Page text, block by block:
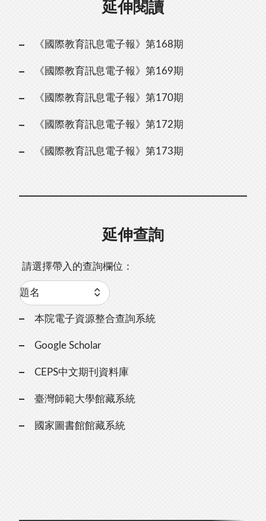
延伸閱讀
《國際教育訊息電子報》第168期
《國際教育訊息電子報》第169期
《國際教育訊息電子報》第170期
《國際教育訊息電子報》第172期
《國際教育訊息電子報》第173期
延伸查詢
請選擇帶入的查詢欄位：
本院電子資源整合查詢系統
Google Scholar
CEPS中文期刊資料庫
臺灣師範大學館藏系統
國家圖書館館藏系統